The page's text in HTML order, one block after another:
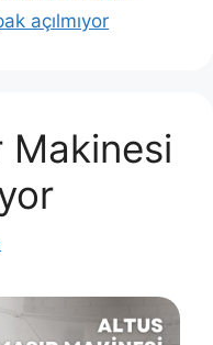
açılmıyor
Makinesi